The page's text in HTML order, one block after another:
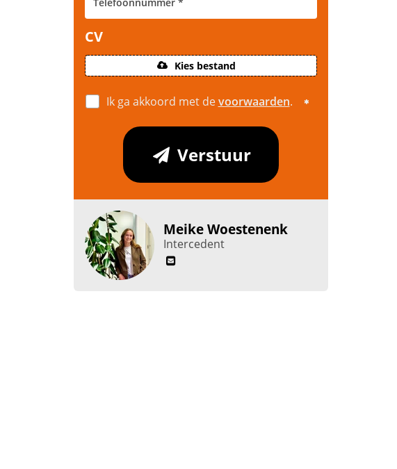
Meike Woestenenk
Intercedent
CV
Kies bestand
Ik ga akkoord met devoorwaarden.
Verstuur